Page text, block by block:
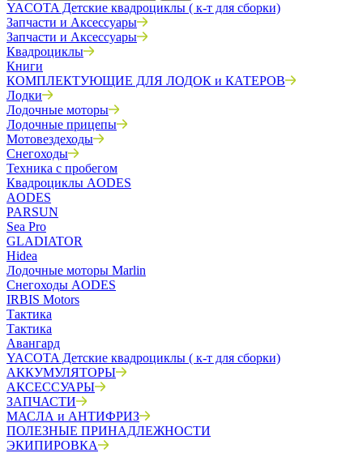
YACOTA Детские квадроциклы ( к-т для сборки)
Запчасти и Аксессуары
Запчасти и Аксессуары
Квадроциклы
Книги
КОМПЛЕКТУЮЩИЕ ДЛЯ ЛОДОК и КАТЕРОВ
Лодки
Лодочные моторы
Лодочные прицепы
Мотовездеходы
Снегоходы
Техника с пробегом
Квадроциклы AODES
AODES
PARSUN
Sea Pro
GLADIATOR
Hidea
Лодочные моторы Marlin
Снегоходы AODES
IRBIS Motors
Тактика
Тактика
Авангард
YACOTA Детские квадроциклы ( к-т для сборки)
АККУМУЛЯТОРЫ
АКСЕССУАРЫ
ЗАПЧАСТИ
МАСЛА и АНТИФРИЗ
ПОЛЕЗНЫЕ ПРИНАДЛЕЖНОСТИ
ЭКИПИРОВКА